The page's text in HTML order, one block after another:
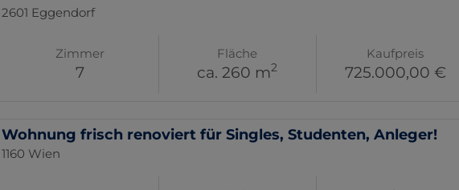
2601 Eggendorf
Zimmer
7
Fläche
ca. 260 m2
Kaufpreis
725.000,00 €
Wohnung frisch renoviert für Singles, Studenten, Anleger!
1160 Wien